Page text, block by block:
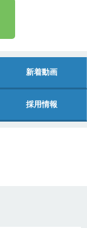
新着動画
採用情報